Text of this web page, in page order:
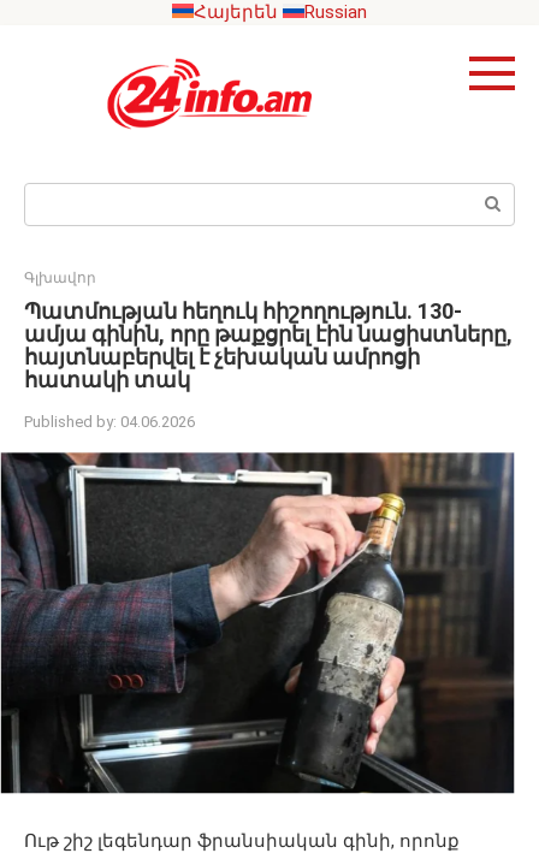
Հայերեն Russian
Search:
Գլխավոր
Պատմության հեղուկ հիշողություն. 130-
ամյա գինին, որը թաքցրել էին նացիստները,
հայտնաբերվել է չեխական ամրոցի
հատակի տակ
Published by: 04.06.2026
Ութ շիշ լեգենդար ֆրանսիական գինի, որոնք